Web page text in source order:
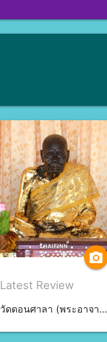
camera_alt
Latest Review
วัดดอนศาลา (พระอาจารย์นำ) จ.พัทลุง